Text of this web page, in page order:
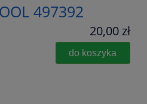
497392
20,00 zł
do koszyka